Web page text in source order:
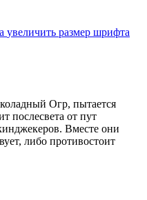
увеличить размер шрифта
Огр, пытается
послесвета от пут
Вместе они
либо противостоит